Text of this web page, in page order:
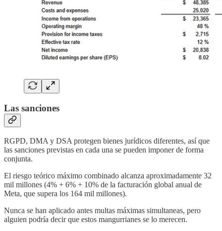
Las sanciones
RGPD, DMA y DSA protegen bienes jurídicos diferentes, así que
las sanciones previstas en cada una se pueden imponer de forma
conjunta.
El riesgo teórico máximo combinado alcanza aproximadamente 32
mil millones (4% + 6% + 10% de la facturación global anual de
Meta, que supera los 164 mil millones).
Nunca se han aplicado antes multas máximas simultaneas, pero
alguien podría decir que estos mangurrianes se lo merecen.